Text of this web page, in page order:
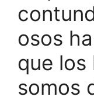
osos
que los
somos